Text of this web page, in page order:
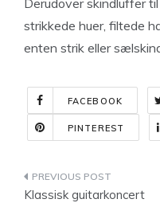
Derudover skindluffer
strikkede huer, filtede
enten strik eller
FACEBOOK
PINTEREST
Klassisk guitarkoncert